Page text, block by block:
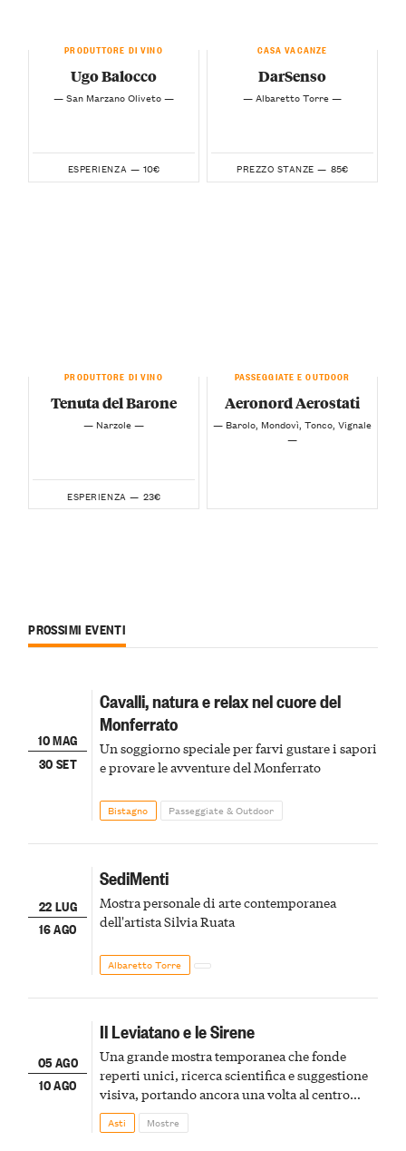
PRODUTTORE DI VINO
Ugo Balocco
— San Marzano Oliveto —
ESPERIENZA — 10€
CASA VACANZE
DarSenso
— Albaretto Torre —
PREZZO STANZE — 85€
PRODUTTORE DI VINO
Tenuta del Barone
— Narzole —
ESPERIENZA — 23€
PASSEGGIATE E OUTDOOR
Aeronord Aerostati
— Barolo, Mondovì, Tonco, Vignale
—
PROSSIMI EVENTI
10 MAG
30 SET
Cavalli, natura e relax nel cuore del
Monferrato
Un soggiorno speciale per farvi gustare i sapori
e provare le avventure del Monferrato
Bistagno Passeggiate & Outdoor
22 LUG
16 AGO
SediMenti
Mostra personale di arte contemporanea
dell'artista Silvia Ruata
Albaretto Torre
05 AGO
10 AGO
Il Leviatano e le Sirene
Una grande mostra temporanea che fonde
reperti unici, ricerca scientifica e suggestione
visiva, portando ancora una volta al centro
della scena le meraviglie del passato astigiano
Asti Mostre